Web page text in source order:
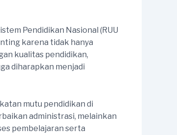
Pendidikan Nasional (RUU
karena tidak hanya
kualitas pendidikan,
diharapkan menjadi
mutu pendidikan di
administrasi, melainkan
pembelajaran serta